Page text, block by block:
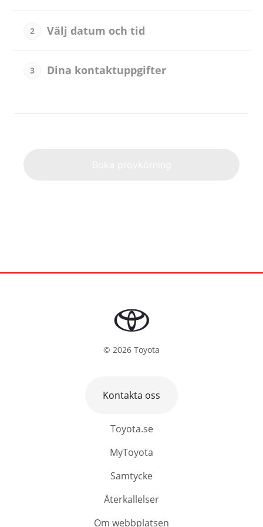
2 Välj datum och tid
3 Dina kontaktuppgifter
© 2026 Toyota
Toyota.se
MyToyota
Samtycke
Återkallelser
Om webbplatsen
Kontakta oss